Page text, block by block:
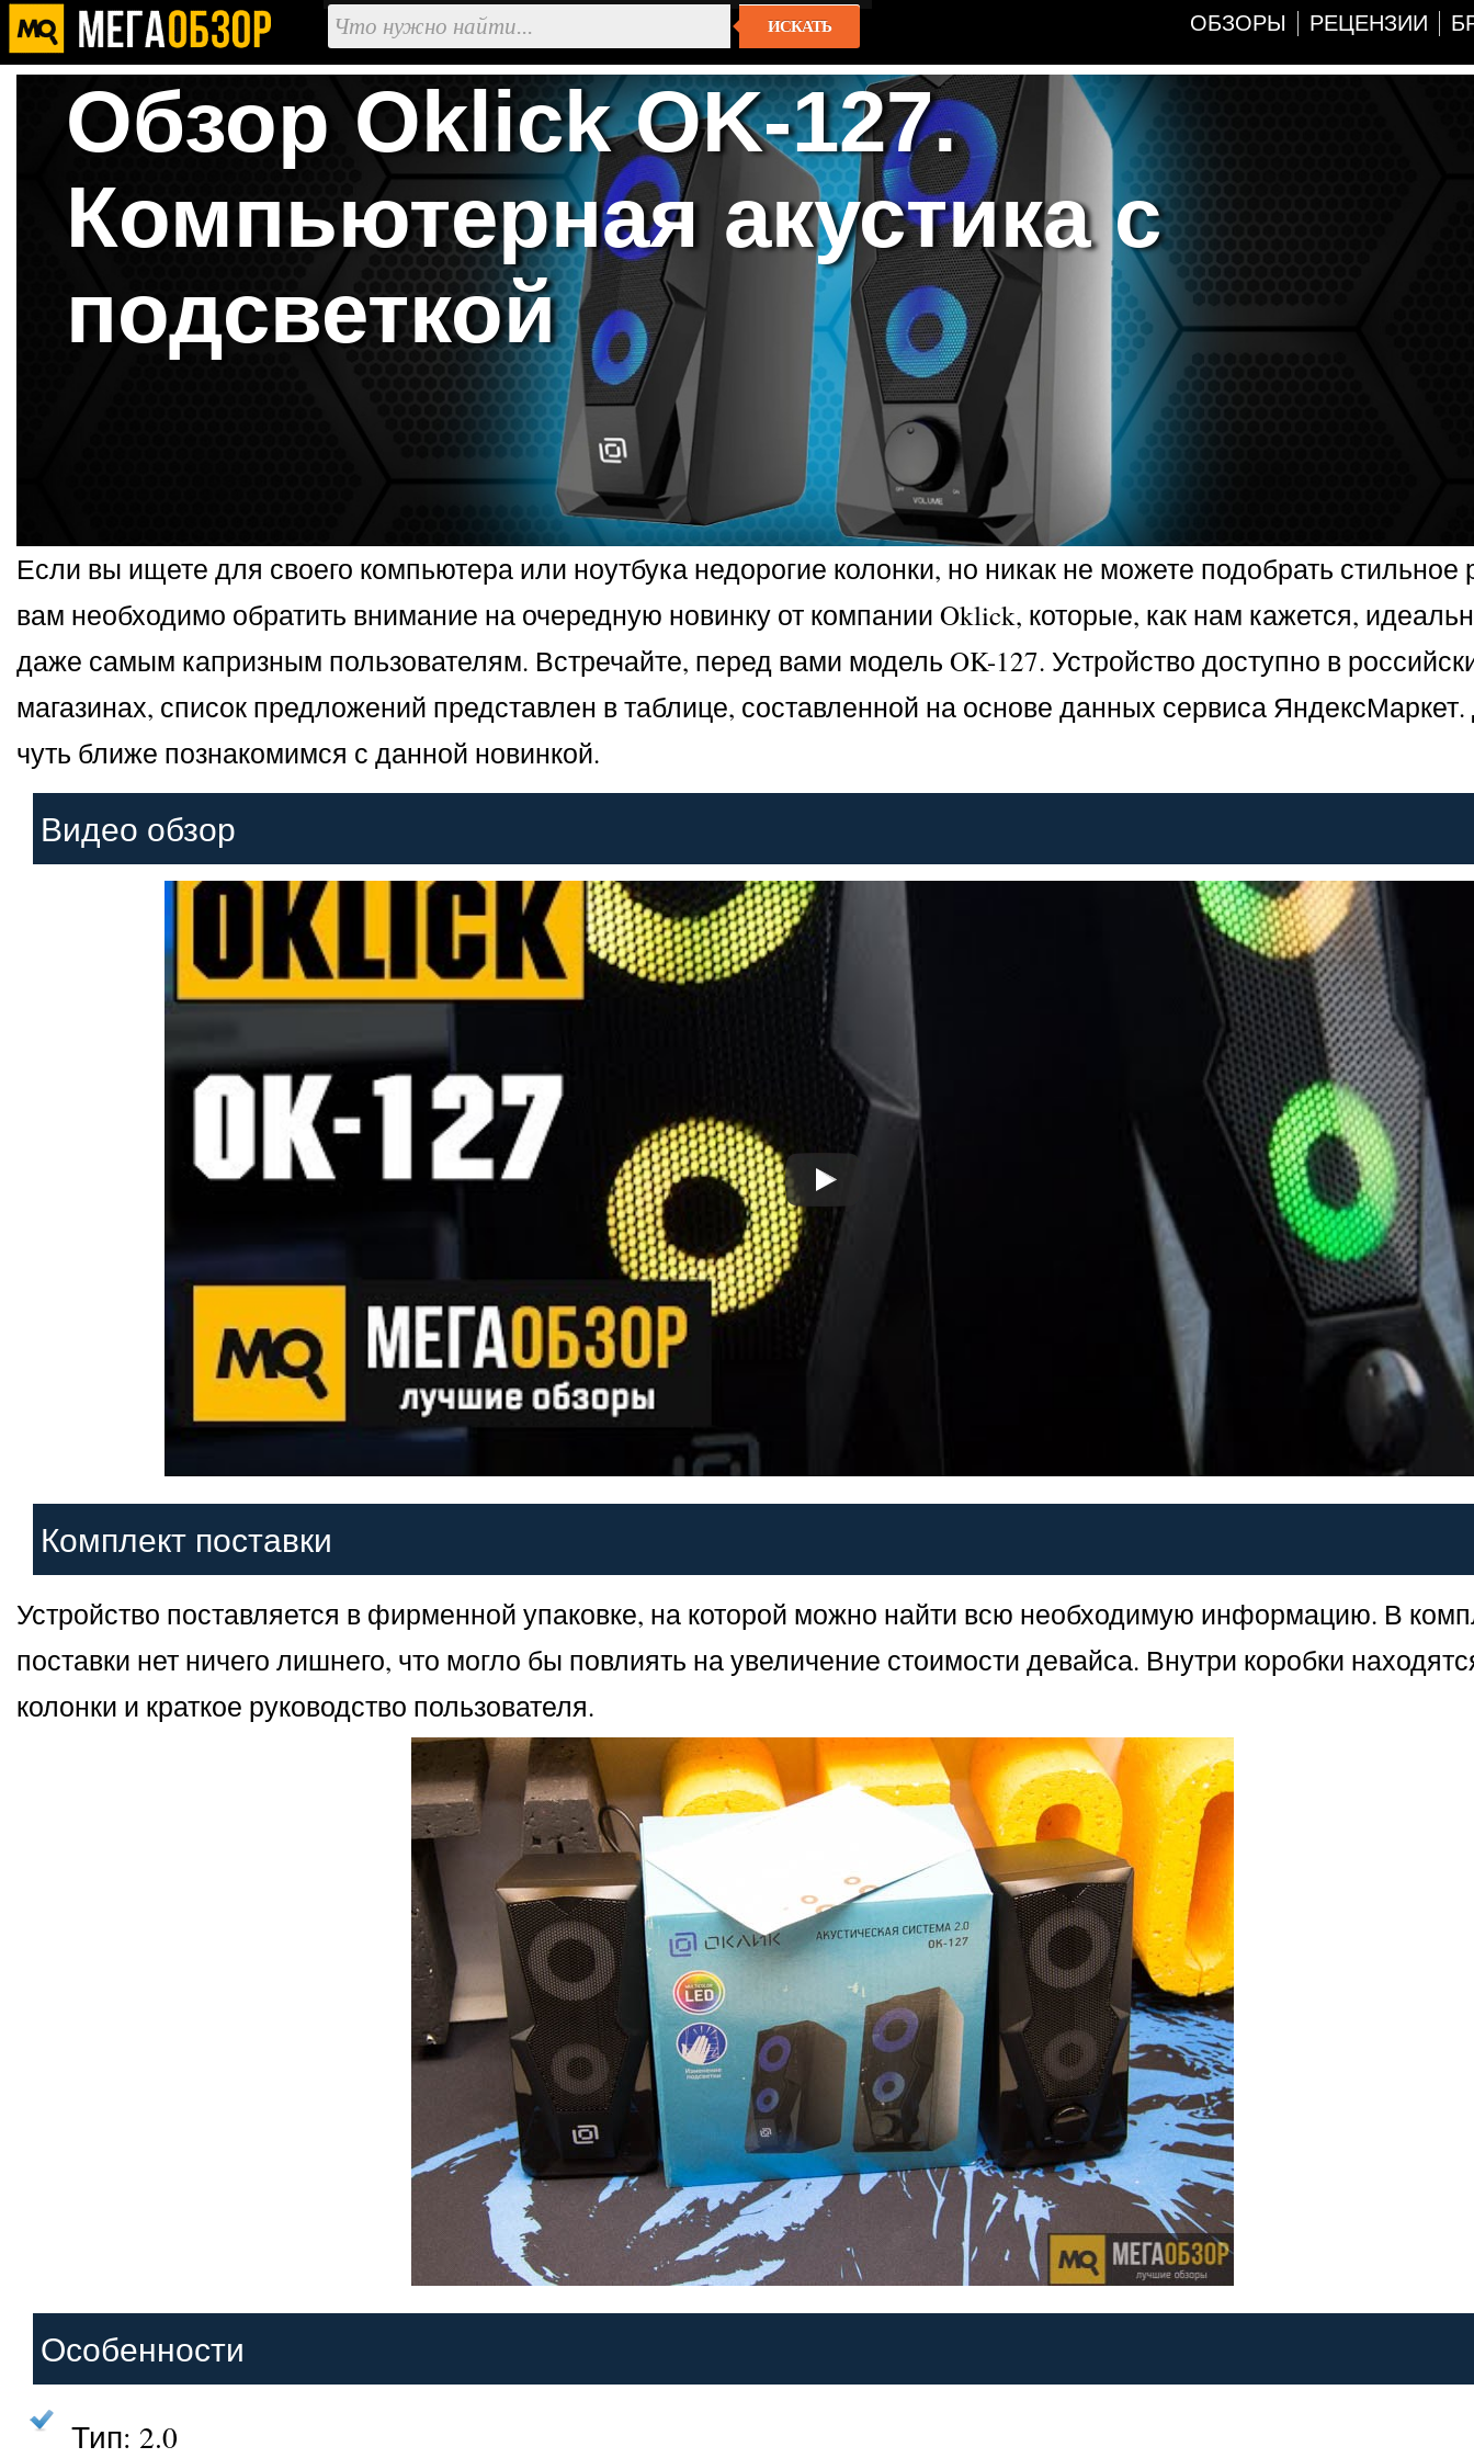
ИСКАТЬ ОБЗОРЫ РЕЦЕНЗИИ
Обзор Oklick OK-127.
Компьютерная акустика с
подсветкой
Если вы ищете для своего компьютера или ноутбука недорогие колонки, но никак не можете подобрать стильное
вам необходимо обратить внимание на очередную новинку от компании Oklick, которые, как нам кажется,
даже самым капризным пользователям. Встречайте, перед вами модель OK-127. Устройство доступно в
магазинах, список предложений представлен в таблице, составленной на основе данных сервиса
чуть ближе познакомимся с данной новинкой.
Видео обзор
Комплект поставки
Устройство поставляется в фирменной упаковке, на которой можно найти всю необходимую информацию. В
поставки нет ничего лишнего, что могло бы повлиять на увеличение стоимости девайса. Внутри коробки
колонки и краткое руководство пользователя.
Особенности
Тип: 2.0